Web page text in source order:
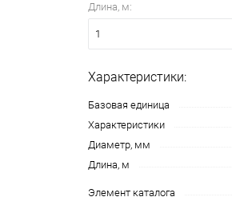
Длина, м:
1
Характеристики:
Базовая единица
Характеристики
Диаметр, мм
Длина, м
Элемент каталога